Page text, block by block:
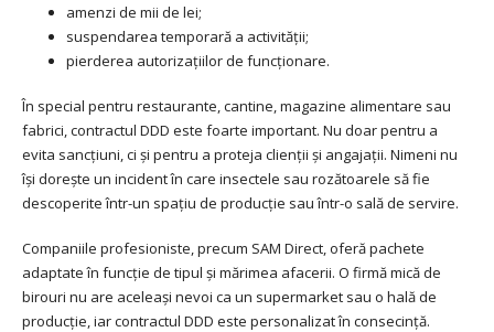
amenzi de mii de lei;
suspendarea temporară a activității;
pierderea autorizațiilor de funcționare.
În special pentru restaurante, cantine, magazine alimentare sau
fabrici, contractul DDD este foarte important. Nu doar pentru a
evita sancțiuni, ci și pentru a proteja clienții și angajații. Nimeni nu
își dorește un incident în care insectele sau rozătoarele să fie
descoperite într-un spațiu de producție sau într-o sală de servire.
Companiile profesioniste, precum SAM Direct, oferă pachete
adaptate în funcție de tipul și mărimea afacerii. O firmă mică de
birouri nu are aceleași nevoi ca un supermarket sau o hală de
producție, iar contractul DDD este personalizat în consecință.